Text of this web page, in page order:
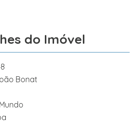
do Imóvel
Bonat